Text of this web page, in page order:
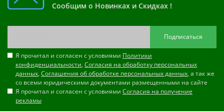
Сообщим о Новинках и Скидках !
Подписаться
Я прочитал и согласен с условиями Политики
конфиденциальности, Согласия на обработку персональных
данных, Соглашения об обработке персональных данных, а так же
со всеми юридическими документами размещенными на сайте
Я прочитал и согласен с условиями Согласия на получение
рекламы